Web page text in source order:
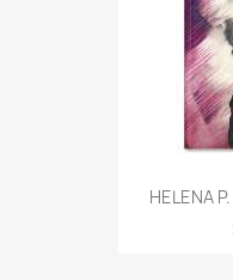
HELENA